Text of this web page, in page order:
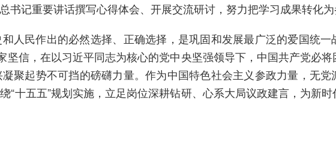
重要讲话撰写心得体会、开展交流研讨，努力把学习成果转化为
民作出的必然选择、正确选择，是巩固和发展最广泛的爱国统一
坚信，在以习近平同志为核心的党中央坚强领导下，中国共产党必
聚起势不可挡的磅礴力量。作为中国特色社会主义参政力量，无党
“十五五”规划实施，立足岗位深耕钻研、心系大局议政建言，为新